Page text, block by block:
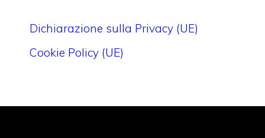
Dichiarazione sulla Privacy (UE)
Cookie Policy (UE)